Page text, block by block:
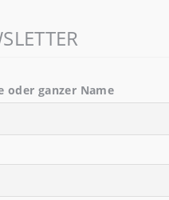
oder ganzer Name